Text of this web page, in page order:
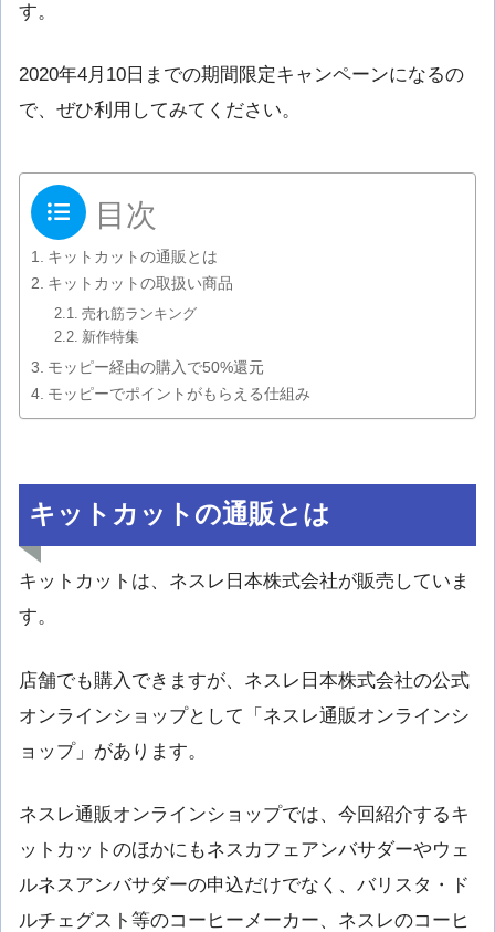
す。
2020年4月10日までの期間限定キャンペーンになるの
で、ぜひ利用してみてください。
目次
キットカットの通販とは
キットカットの取扱い商品
売れ筋ランキング
新作特集
モッピー経由の購入で50%還元
モッピーでポイントがもらえる仕組み
キットカットの通販とは
キットカットは、ネスレ日本株式会社が販売していま
す。
店舗でも購入できますが、ネスレ日本株式会社の公式
オンラインショップとして「ネスレ通販オンラインシ
ョップ」があります。
ネスレ通販オンラインショップでは、今回紹介するキ
ットカットのほかにもネスカフェアンバサダーやウェ
ルネスアンバサダーの申込だけでなく、バリスタ・ド
ルチェグスト等のコーヒーメーカー、ネスレのコーヒ